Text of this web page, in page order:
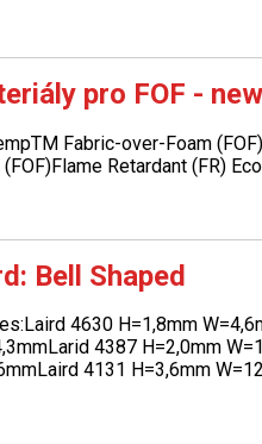
pro FOF - new
Fabric-over-Foam (FOF)
Flame Retardant (FR)
Bell Shaped
Laird 4630 H=1,8mm
Larid 4387 H=2,0mm
Laird 4131 H=3,6mm